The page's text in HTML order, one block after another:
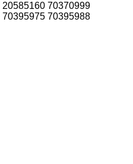
70370999
70395988